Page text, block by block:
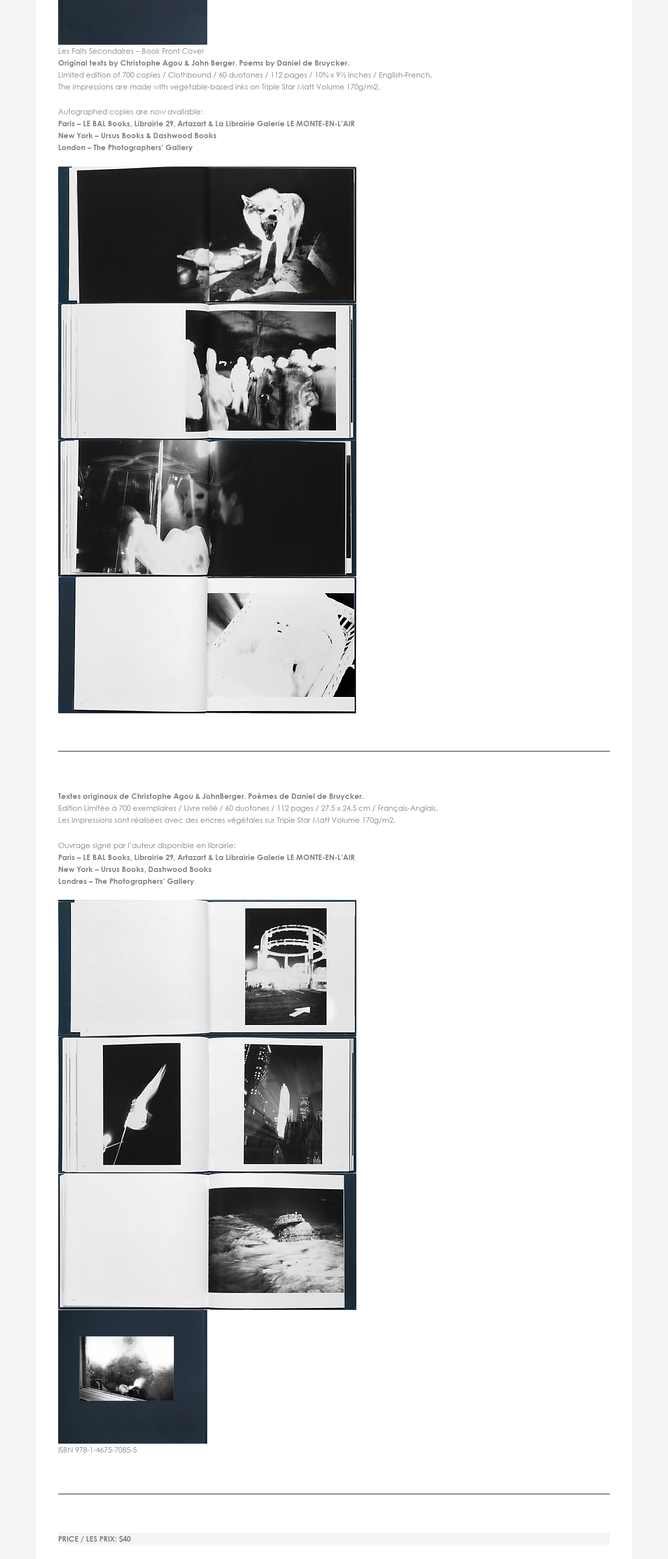
Les Faits Secondaires – Book Front Cover
Original texts by Christophe Agou & John Berger. Poems by Daniel de Bruycker.
Limited edition of 700 copies / Clothbound / 60 duotones / 112 pages / 10¾ x 9½ inches / English-French.
The impressions are made with vegetable-based inks on Triple Star Matt Volume 170g/m2.
Autographed copies are now available:
Paris – LE BAL Books, Librairie 29, Artazart & La Librairie Galerie LE MONTE-EN-L’AIR
New York – Ursus Books & Dashwood Books
London – The Photographers’ Gallery
Textes originaux de Christophe Agou & JohnBerger. Poèmes de Daniel de Bruycker.
Edition Limitée à 700 exemplaires / Livre relié / 60 duotones / 112 pages / 27.5 x 24.5 cm / Français-Anglais.
Les impressions sont réalisées avec des encres végétales sur Triple Star Matt Volume 170g/m2.
Ouvrage signé par l’auteur disponible en librairie:
Paris – LE BAL Books Librairie 29, Artazart & La Librairie Galerie LE MONTE-EN-L’AIR
New York – Ursus Books, Dashwood Books
Londres – The Photographers’ Gallery
ISBN 978-1-4675-7085-5
PRICE / LES PRIX: $40